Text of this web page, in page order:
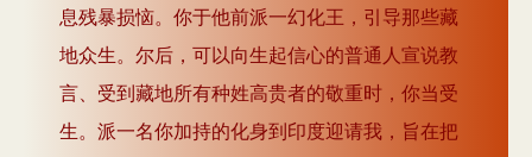
息残暴损恼。你于他前派一幻化王，引导那些藏
地众生。尔后，可以向生起信心的普通人宣说教
言、受到藏地所有种姓高贵者的敬重时，你当受
生。派一名你加持的化身到印度迎请我，旨在把